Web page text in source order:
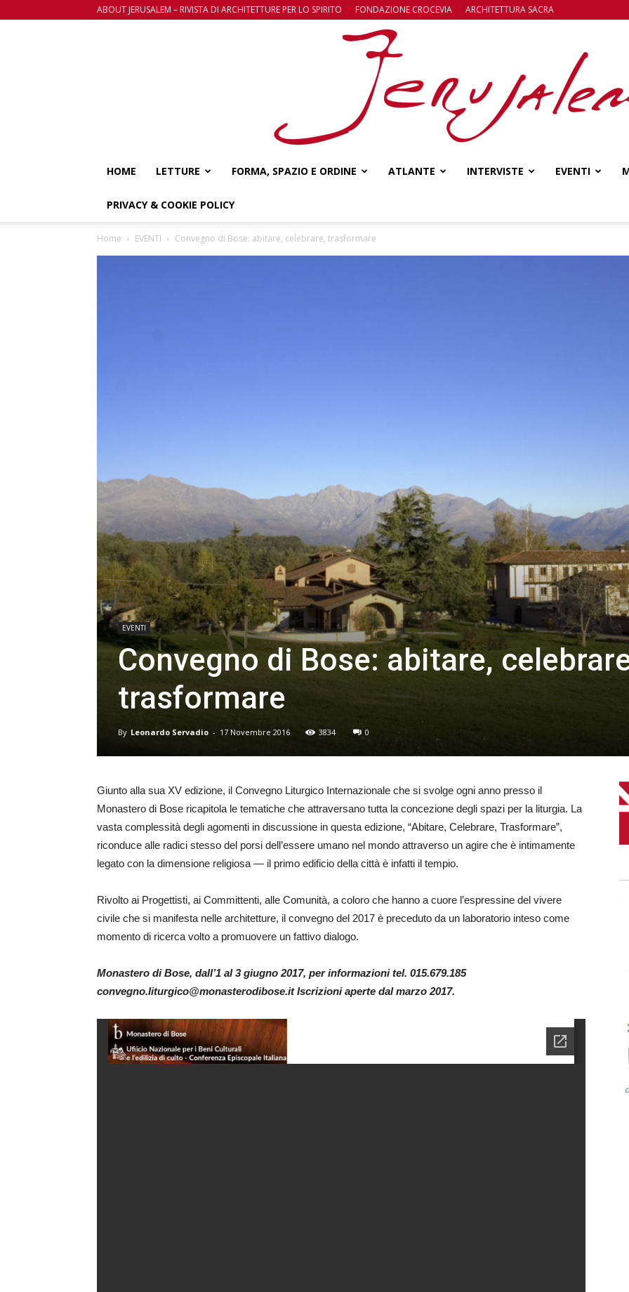
ABOUT JERUSALEM – RIVISTA DI ARCHITETTURE PER LO SPIRITO FONDAZIONE CROCEVIA ARCHITETTURA SACRA
HOME LETTURE FORMA, SPAZIO E ORDINE ATLANTE INTERVISTE EVENTI
PRIVACY & COOKIE POLICY
Home EVENTI Convegno di Bose: abitare, celebrare, trasformare
EVENTI
Convegno di Bose: abitare,
trasformare
By Leonardo Servadio - 17 Novembre 2016 3834 0
Giunto alla sua XV edizione, il Convegno Liturgico Internazionale che si svolge ogni anno presso il
Monastero di Bose ricapitola le tematiche che attraversano tutta la concezione degli spazi per la liturgia. La
vasta complessità degli agomenti in discussione in questa edizione, “Abitare, Celebrare, Trasformare”,
riconduce alle radici stesso del porsi dell’essere umano nel mondo attraverso un agire che è intimamente
legato con la dimensione religiosa — il primo edificio della città è infatti il tempio.
Rivolto ai Progettisti, ai Committenti, alle Comunità, a coloro che hanno a cuore l’espressine del vivere
civile che si manifesta nelle architetture, il convegno del 2017 è preceduto da un laboratorio inteso come
momento di ricerca volto a promuovere un fattivo dialogo.
Monastero di Bose, dall’1 al 3 giugno 2017, per informazioni tel. 015.679.185
convegno.liturgico@monasterodibose.it Iscrizioni aperte dal marzo 2017.